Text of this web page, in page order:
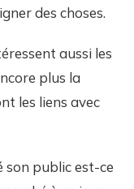
des choses.
aussi les
plus la
les liens avec
son public est-ce